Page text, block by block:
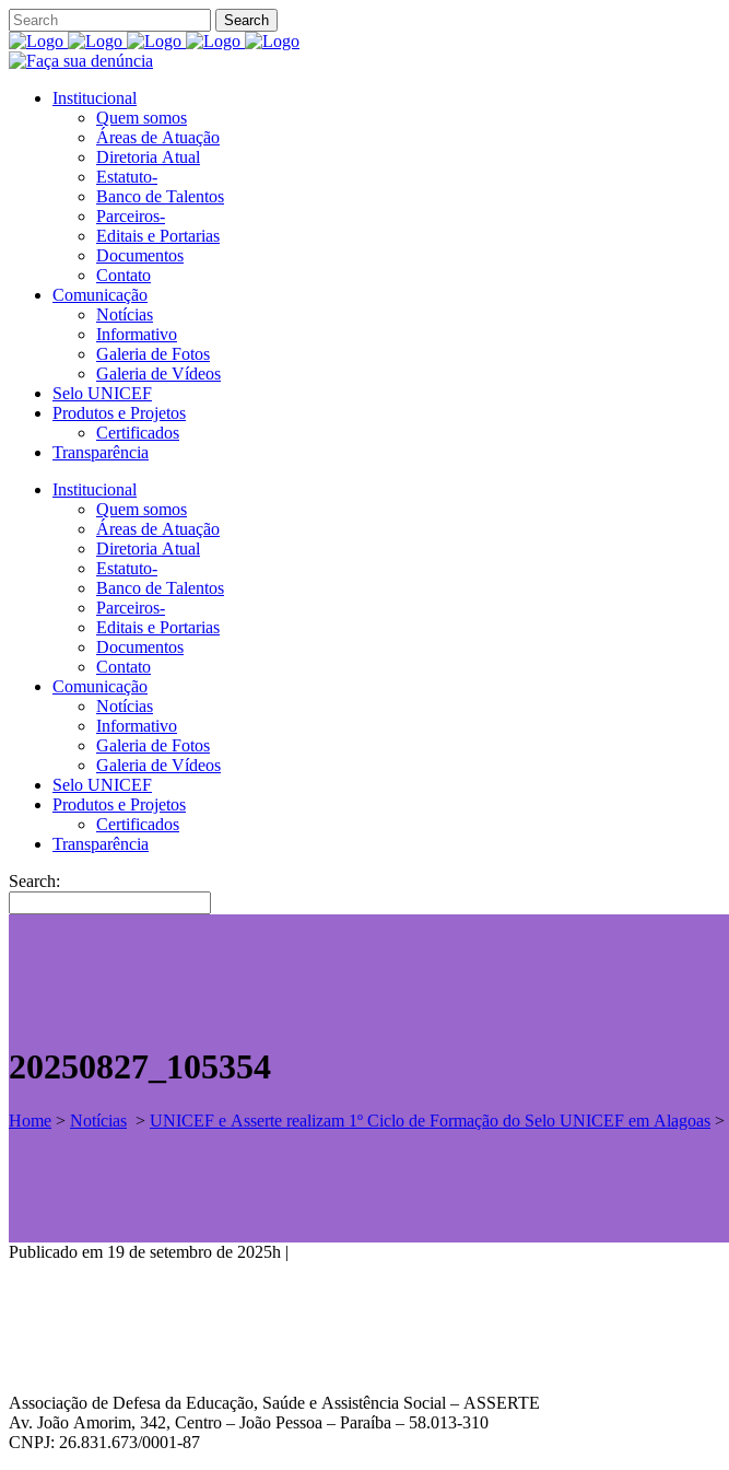
Institucional
Quem somos
Áreas de Atuação
Diretoria Atual
Estatuto-
Banco de Talentos
Parceiros-
Editais e Portarias
Documentos
Contato
Comunicação
Notícias
Informativo
Galeria de Fotos
Galeria de Vídeos
Selo UNICEF
Produtos e Projetos
Certificados
Transparência
Institucional
Quem somos
Áreas de Atuação
Diretoria Atual
Estatuto-
Banco de Talentos
Parceiros-
Editais e Portarias
Documentos
Contato
Comunicação
Notícias
Informativo
Galeria de Fotos
Galeria de Vídeos
Selo UNICEF
Produtos e Projetos
Certificados
Transparência
Search:
20250827_105354
Home > Notícias > UNICEF e Asserte realizam 1º Ciclo de Formação do Selo UNICEF em Alagoas >
Publicado em 19 de setembro de 2025h |
Associação de Defesa da Educação, Saúde e Assistência Social – ASSERTE
Av. João Amorim, 342, Centro – João Pessoa – Paraíba – 58.013-310
CNPJ: 26.831.673/0001-87